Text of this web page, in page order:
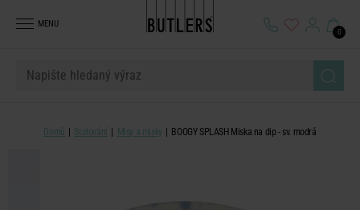
MENU
0
Domů Stolování Mísy a misky BOOGY SPLASH Miska na dip - sv. modrá